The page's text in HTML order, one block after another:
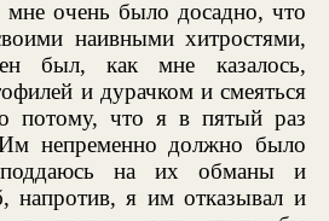
мне очень было досадно, что
наивными хитростями,
был, как мне казалось,
и дурачком и смеяться
потому, что я в пятый раз
непременно должно было
на их обманы и
напротив, я им отказывал и